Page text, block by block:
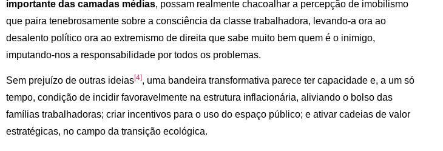
importante das camadas médias, possam realmente chacoalhar a percepção de imobilismo
que paira tenebrosamente sobre a consciência da classe trabalhadora, levando-a ora ao
desalento político ora ao extremismo de direita que sabe muito bem quem é o inimigo,
imputando-nos a responsabilidade por todos os problemas.
Sem prejuízo de outras ideias[4], uma bandeira transformativa parece ter capacidade e, a um só
tempo, condição de incidir favoravelmente na estrutura inflacionária, aliviando o bolso das
famílias trabalhadoras; criar incentivos para o uso do espaço público; e ativar cadeias de valor
estratégicas, no campo da transição ecológica.